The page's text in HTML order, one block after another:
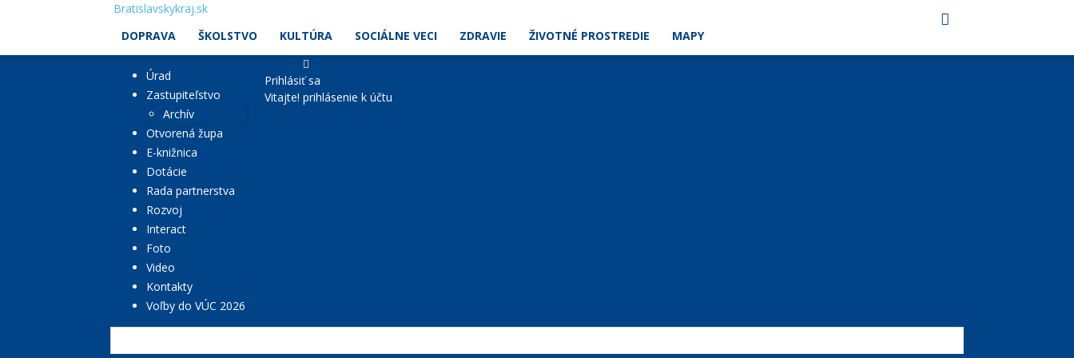
Bratislavskykraj.sk
DOPRAVA
ŠKOLSTVO KULTÚRA SOCIÁLNE VECI ZDRAVIE ŽIVOTNÉ PROSTREDIE MAPY
Úrad
Zastupiteľstvo
Archív
Otvorená župa
E-knižnica
Dotácie
Rada partnerstva
Rozvoj
Interact
Foto
Video
Kontakty
Voľby do VÚC 2026
Prihlásiť sa
Vitajte! prihlásenie k účtu